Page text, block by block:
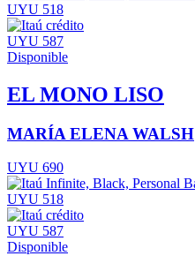
UYU 518
UYU 587
Disponible
EL MONO LISO
MARÍA ELENA WALSH
UYU 690
UYU 518
UYU 587
Disponible